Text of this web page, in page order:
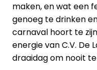
maken, en wat een
genoeg te drinken
carnaval hoort te
energie van C.V. De
draaidag om nooit